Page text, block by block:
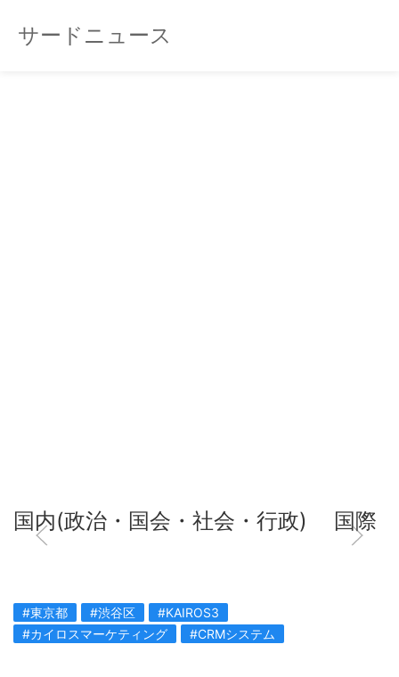
サードニュース
国内(政治・国会・社会・行政) 国際
#東京都 #渋谷区
#KAIROS3
#カイロスマーケティング
#CRMシステム